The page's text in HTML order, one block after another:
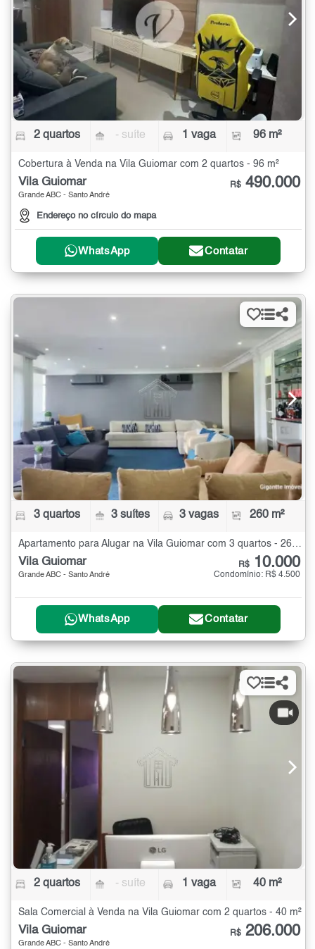
2 quartos - suíte 1 vaga 96 m²
Cobertura à Venda na Vila Guiomar com 2 quartos - 96 m²
Vila Guiomar
Grande ABC - Santo André
Endereço no círculo do mapa
R$ 490.000
WhatsApp Contatar
3 quartos 3 suítes 3 vagas 260 m²
Apartamento para Alugar na Vila Guiomar com 3 quartos - 260 m²
Vila Guiomar
Grande ABC - Santo André
R$ 10.000
Condomínio: R$ 4.500
WhatsApp Contatar
2 quartos - suíte 1 vaga 40 m²
Sala Comercial à Venda na Vila Guiomar com 2 quartos - 40 m²
Vila Guiomar
Grande ABC - Santo André
R$ 206.000